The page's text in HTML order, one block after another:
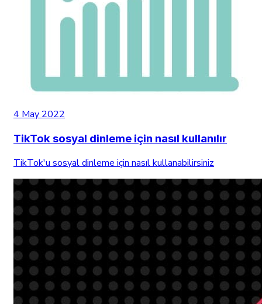
4 May 2022
TikTok sosyal dinleme için nasıl kullanılır
TikTok'u sosyal dinleme için nasıl kullanabilirsiniz